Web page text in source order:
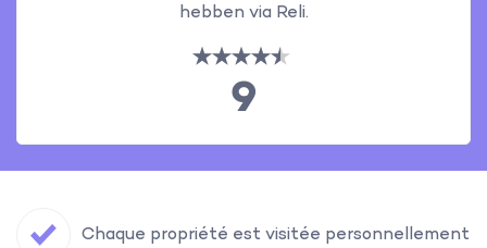
hebben via Reli.
9
Chaque propriété est visitée personnellement